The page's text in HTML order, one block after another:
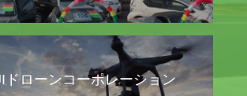
ドローンコーポレーション